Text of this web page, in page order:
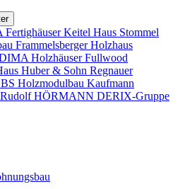
Keitel Haus Stommel
Frammelsberger Holzhaus
HolzhäuserFullwood
Huber & Sohn Regnauer
BS Holzmodulbau Kaufmann
Rudolf HÖRMANN DERIX-Gruppe